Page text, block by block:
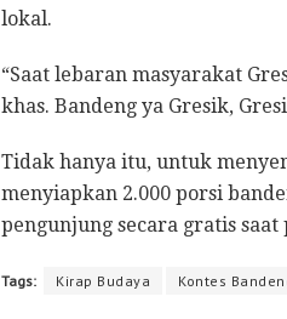
lokal.
“Saat lebaran masyarakat
khas. Bandeng ya Gresik,
Tidak hanya itu, untuk
menyiapkan 2.000 porsi
pengunjung secara gratis
Tags: Kirap Budaya Kontes